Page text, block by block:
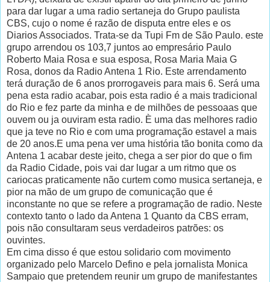
para dar lugar a uma radio sertaneja do Grupo paulista
CBS, cujo o nome é razão de disputa entre eles e os
Diarios Associados. Trata-se da Tupi Fm de São Paulo. este
grupo arrendou os 103,7 juntos ao empresário Paulo
Roberto Maia Rosa e sua esposa, Rosa Maria Maia G
Rosa, donos da Radio Antena 1 Rio. Este arrendamento
terá duração de 6 anos prorrogaveis para mais 6. Será uma
pena esta radio acabar, pois esta radio é a mais tradicional
do Rio e fez parte da minha e de milhões de pessoaas que
ouvem ou ja ouviram esta radio. È uma das melhores radio
que ja teve no Rio e com uma programação estavel a mais
de 20 anos.E uma pena ver uma história tão bonita como da
Antena 1 acabar deste jeito, chega a ser pior do que o fim
da Radio Cidade, pois vai dar lugar a um ritmo que os
cariocas praticamente não curtem como musica sertaneja, e
pior na mão de um grupo de comunicação que é
inconstante no que se refere a programação de radio. Neste
contexto tanto o lado da Antena 1 Quanto da CBS erram,
pois não consultaram seus verdadeiros patrões: os
ouvintes.
Em cima disso é que estou solidario com movimento
organizado pelo Marcelo Defino e pela jornalista Monica
Sampaio que pretendem reunir um grupo de manifestantes